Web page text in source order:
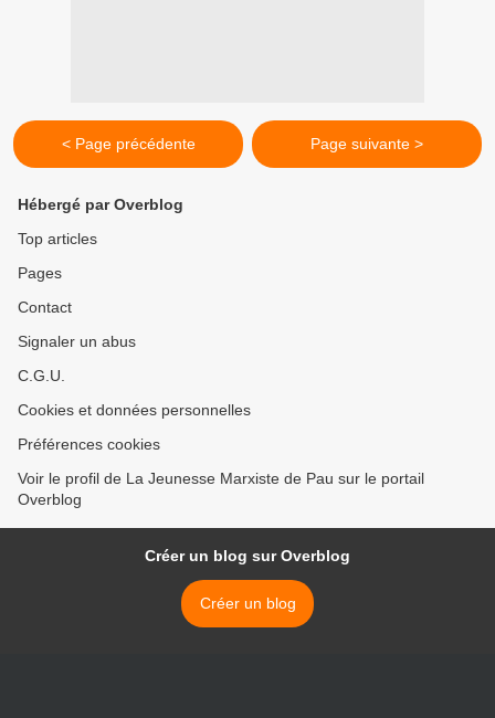
< Page précédente Page suivante >
Hébergé par Overblog
Top articles
Pages
Contact
Signaler un abus
C.G.U.
Cookies et données personnelles
Préférences cookies
Voir le profil de La Jeunesse Marxiste de Pau sur le portail
Overblog
Créer un blog sur Overblog
Créer un blog